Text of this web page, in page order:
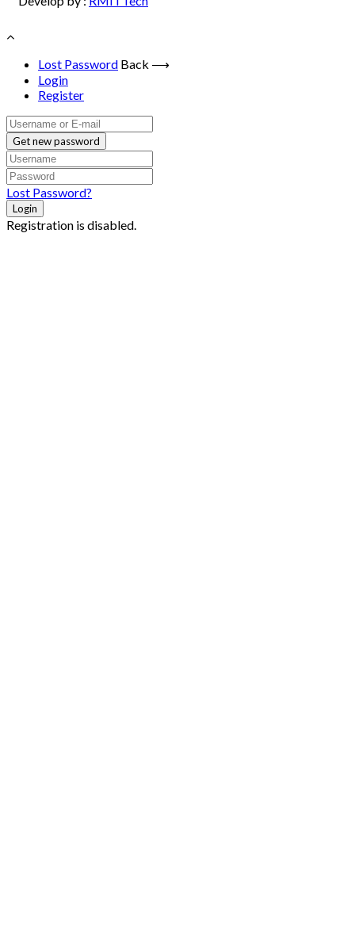
Lost Password Back ⟶
Login
Register
Get new password
Lost Password?
Login
Registration is disabled.